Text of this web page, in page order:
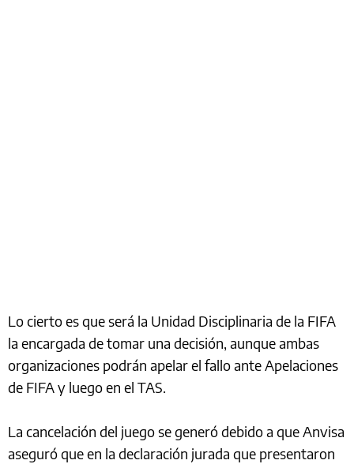
Lo cierto es que será la Unidad Disciplinaria de la FIFA
la encargada de tomar una decisión, aunque ambas
organizaciones podrán apelar el fallo ante Apelaciones
de FIFA y luego en el TAS.
La cancelación del juego se generó debido a que Anvisa
aseguró que en la declaración jurada que presentaron